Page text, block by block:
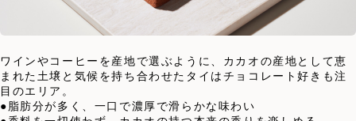
ワインやコーヒーを産地で選ぶように、カカオの産地として恵
まれた土壌と気候を持ち合わせたタイはチョコレート好きも注
目のエリア。
●脂肪分が多く、一口で濃厚で滑らかな味わい